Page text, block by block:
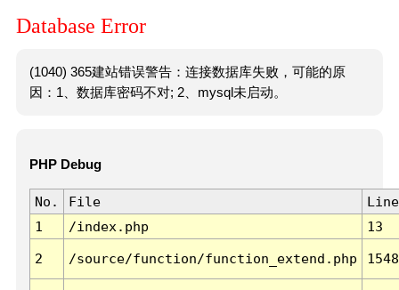
Database Error
(1040) 365建站错误警告：连接数据库失败，可能的原
因：1、数据库密码不对; 2、mysql未启动。
PHP Debug
No. File
Line
1
/index.php 13
2 /source/function/function_extend.php 1548